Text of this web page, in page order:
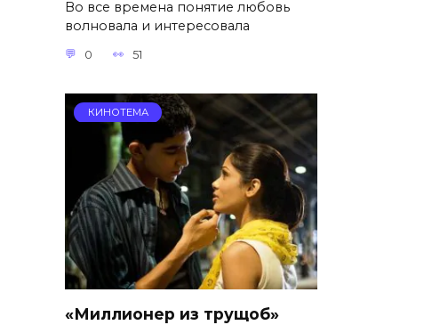
Во все времена понятие любовь
волновала и интересовала
0 51
КИНОТЕМА
«Миллионер из трущоб»